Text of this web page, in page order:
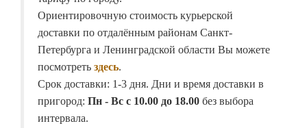
Ориентировочную стоимость курьерской
доставки по отдалённым районам Санкт-
Петербурга и Ленинградской области Вы можете
посмотреть здесь.
Срок доставки: 1-3 дня. Дни и время доставки в
пригород: Пн - Вс с 10.00 до 18.00 без выбора
интервала.